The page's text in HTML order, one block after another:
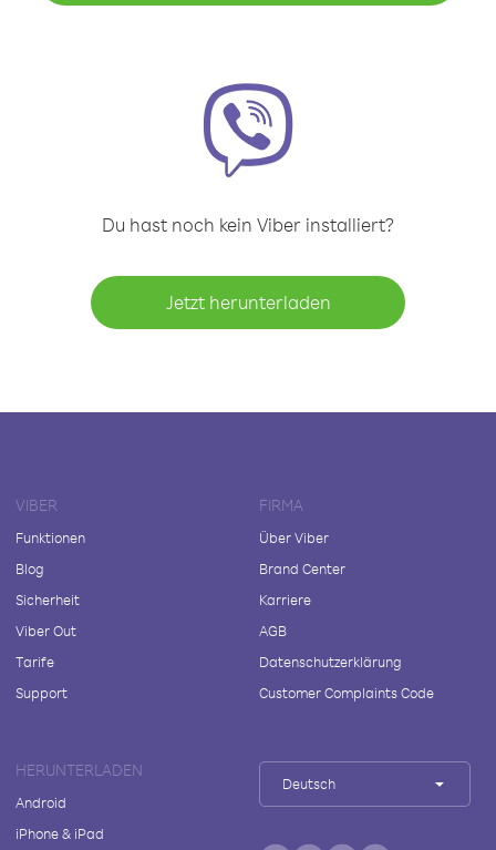
Du hast noch kein Viber installiert?
Jetzt herunterladen
VIBER
Funktionen
Blog
Sicherheit
Viber Out
Tarife
Support
FIRMA
Über Viber
Brand Center
Karriere
AGB
Datenschutzerklärung
Customer Complaints Code
HERUNTERLADEN
Android
iPhone & iPad
Deutsch